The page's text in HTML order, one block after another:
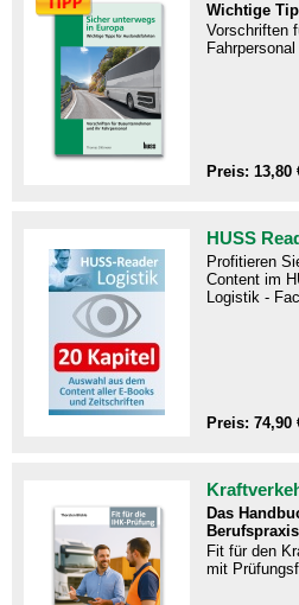
Wichtige
Vorschriften
Fahrpersonal
Preis:
HUSS
Profitieren
Content im
Logistik -
Preis:
Das
Berufspraxis
Fit für den
mit